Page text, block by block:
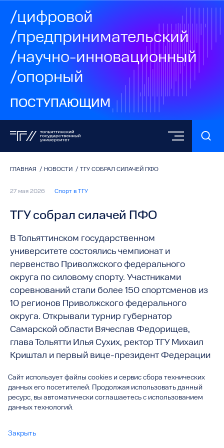
/цифровой
/предпринимательский
/научно-инновационный
/опорный
ПОСТУПАЮЩИМ
ГЛАВНАЯ / НОВОСТИ / ТГУ СОБРАЛ СИЛАЧЕЙ ПФО
27 мая 2026 Спорт в ТГУ
ТГУ собрал силачей ПФО
В Тольяттинском государственном
университете состоялись чемпионат и
первенство Приволжского федерального
округа по силовому спорту. Участниками
соревнований стали более 150 спортсменов из
10 регионов Приволжского федерального
округа. Открывали турнир губернатор
Самарской области Вячеслав Федорищев,
глава Тольятти Илья Сухих, ректор ТГУ Михаил
Криштал и первый вице-президент Федерации
Красноперов.
Сайт использует файлы cookies и сервис сбора технических
данных его посетителей. Продолжая использовать данный
ресурс, вы автоматически соглашаетесь с использованием
данных технологий.
Закрыть